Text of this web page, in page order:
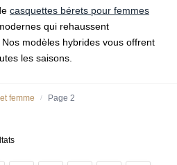
casquettes bérets pour femmes
qui rehaussent
modèles hybrides vous offrent
les saisons.
femme / Page 2